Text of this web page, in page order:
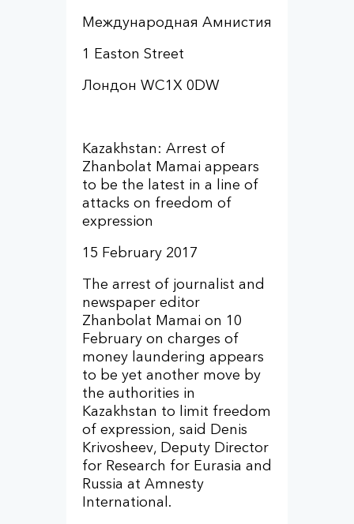
Международная Амнистия
1 Easton Street
Лондон WC1X 0DW
Kazakhstan: Arrest of
Zhanbolat Mamai appears
to be the latest in a line of
attacks on freedom of
expression
15 February 2017
The arrest of journalist and
newspaper editor
Zhanbolat Mamai on 10
February on charges of
money laundering appears
to be yet another move by
the authorities in
Kazakhstan to limit freedom
of expression, said Denis
Krivosheev, Deputy Director
for Research for Eurasia and
Russia at Amnesty
International.